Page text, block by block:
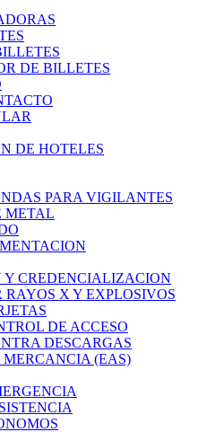
DE BILLETES
DE HOTELES
PARA VIGILANTES
METAL
CREDENCIALIZACION
RAYOS X Y EXPLOSIVOS
DE ACCESO
DESCARGAS
MERCANCIA (EAS)